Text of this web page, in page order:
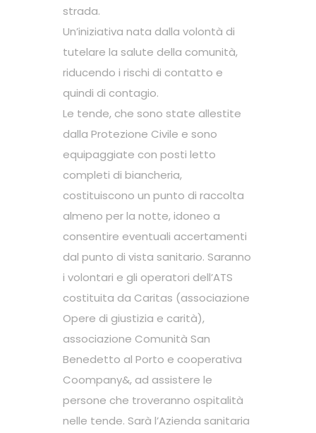
strada.
Un’iniziativa nata dalla volontà di
tutelare la salute della comunità,
riducendo i rischi di contatto e
quindi di contagio.
Le tende, che sono state allestite
dalla Protezione Civile e sono
equipaggiate con posti letto
completi di biancheria,
costituiscono un punto di raccolta
almeno per la notte, idoneo a
consentire eventuali accertamenti
dal punto di vista sanitario. Saranno
i volontari e gli operatori dell’ATS
costituita da Caritas (associazione
Opere di giustizia e carità),
associazione Comunità San
Benedetto al Porto e cooperativa
Coompany&, ad assistere le
persone che troveranno ospitalità
nelle tende. Sarà l’Azienda sanitaria